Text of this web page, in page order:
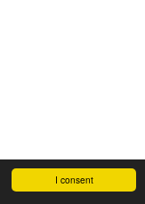
I consent